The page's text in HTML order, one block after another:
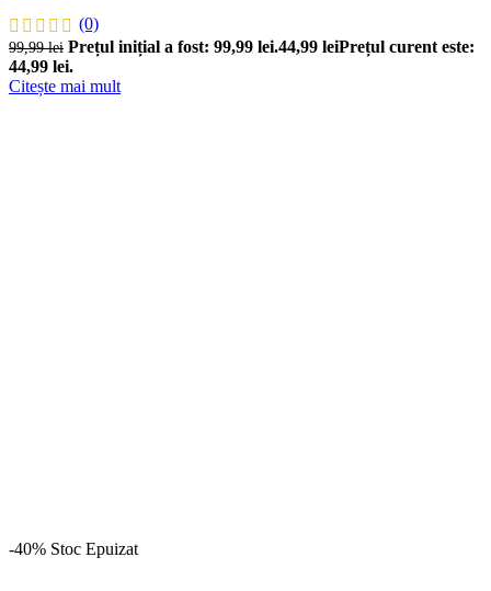
(0)
99,99lei Prețul inițial a fost: 99,99 lei.44,99 leiPrețul curent este:
44,99 lei.
Citește mai mult
-40% Stoc Epuizat